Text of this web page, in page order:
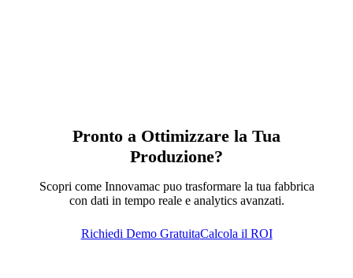
Pronto a Ottimizzare la Tua
Produzione?
Scopri come Innovamac puo trasformare la tua fabbrica
con dati in tempo reale e analytics avanzati.
Richiedi Demo GratuitaCalcola il ROI